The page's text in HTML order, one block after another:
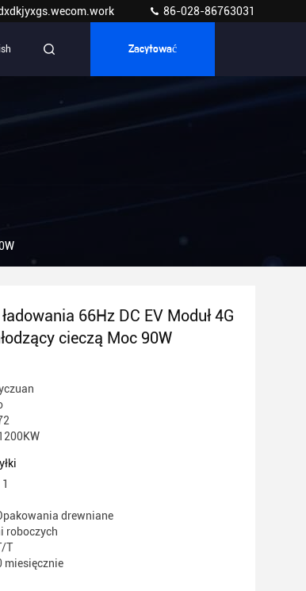
86-028-86763031
Zacytować
66Hz DC EV Moduł 4G
cieczą Moc 90W
drewniane
roboczych
T
miesięcznie